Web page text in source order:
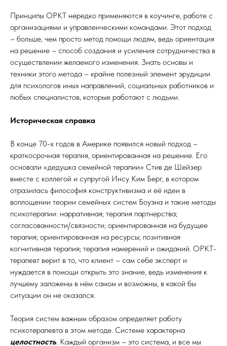
Принципы ОРКТ нередко применяются в коучинге, работе с
организациями и управленческими командами. Этот подход
– больше, чем просто метод помощи людям, ведь ориентация
на решение – способ создания и усиления сотрудничества в
осуществлении желаемого изменения. Знать основы и
техники этого метода – крайне полезный элемент эрудиции
для психологов иных направлений, социальных работников и
любых специалистов, которые работают с людьми.
Историческая справка
В конце 70-х годов в Америке появился новый подход –
краткосрочная терапия, ориентированная на решение. Его
основали «дедушка семейной терапии» Стив де Шейзер
вместе с коллегой и супругой Инсу Ким Берг, в котором
отразилась философия конструктивизма и её идеи в
воплощении теории семейных систем Боуэна и такие методы
психотерапии: нарративная; терапия партнерства;
согласованности/связности; ориентированная на будущее
терапия; ориентированная на ресурсы; позитивная
когнитивная терапия; терапия намерений и ожиданий. ОРКТ-
терапевт верит в то, что клиент – сам себе эксперт и
нуждается в помощи открыть это знание, ведь изменения к
лучшему заложены в нём самом и возможны, в какой бы
ситуации он не оказался.
Теория систем важным образом определяет работу
психотерапевта в этом методе. Системе характерна
целостность. Каждый организм – это система, и все мы